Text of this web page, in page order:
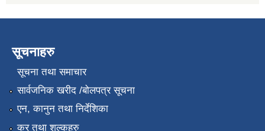
सूचनाहरु
सूचना तथा समाचार
सार्वजनिक खरीद /बोलपत्र सूचना
एन, कानुन तथा निर्देशिका
कर तथा शुल्कहरु